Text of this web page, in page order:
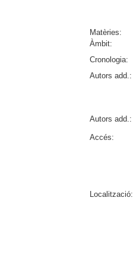
Matèries:
Àmbit:
Cronologia:
Autors add.:
Autors add.:
Accés:
Localització: